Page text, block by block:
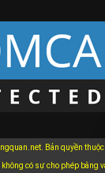
Bản quyền thuộc
có sự cho phép bằng